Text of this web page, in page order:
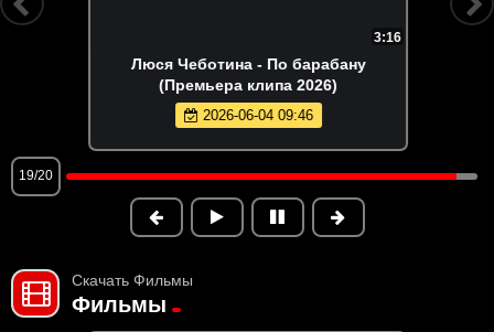
3:16
Люся Чеботина - По барабану
(Премьера клипа 2026)
2026-06-04 09:46
19/20
Скачать Фильмы
Фильмы